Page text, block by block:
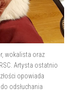
wokalista oraz
Artysta ostatnio
opowiada
odsłuchania